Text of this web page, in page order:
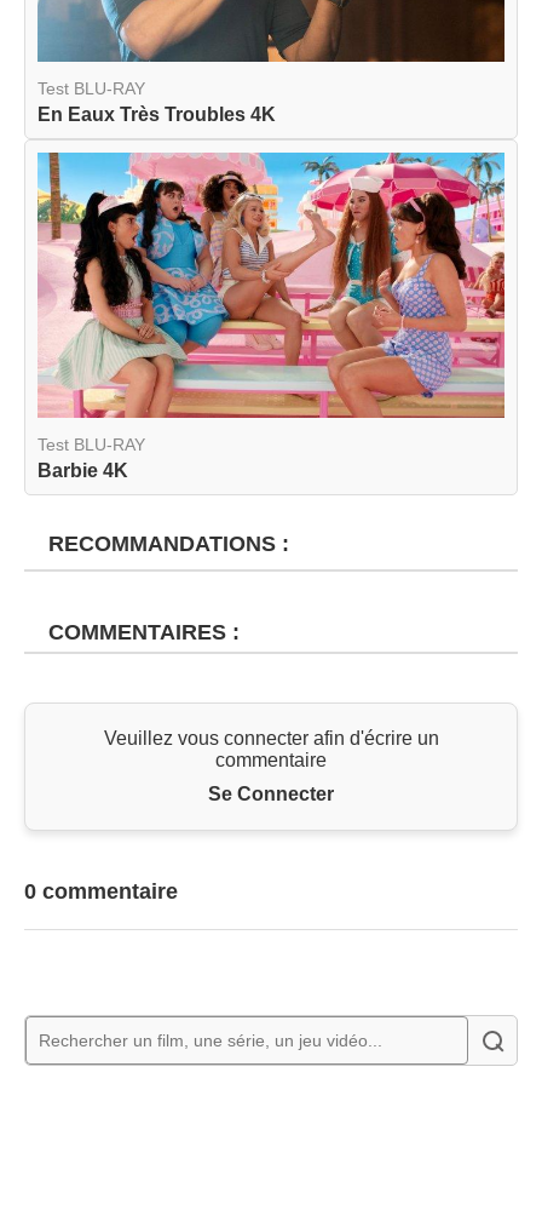
Test BLU-RAY
En Eaux Très Troubles 4K
Test BLU-RAY
Barbie 4K
RECOMMANDATIONS :
COMMENTAIRES :
Veuillez vous connecter afin d'écrire un
commentaire
Se Connecter
0 commentaire